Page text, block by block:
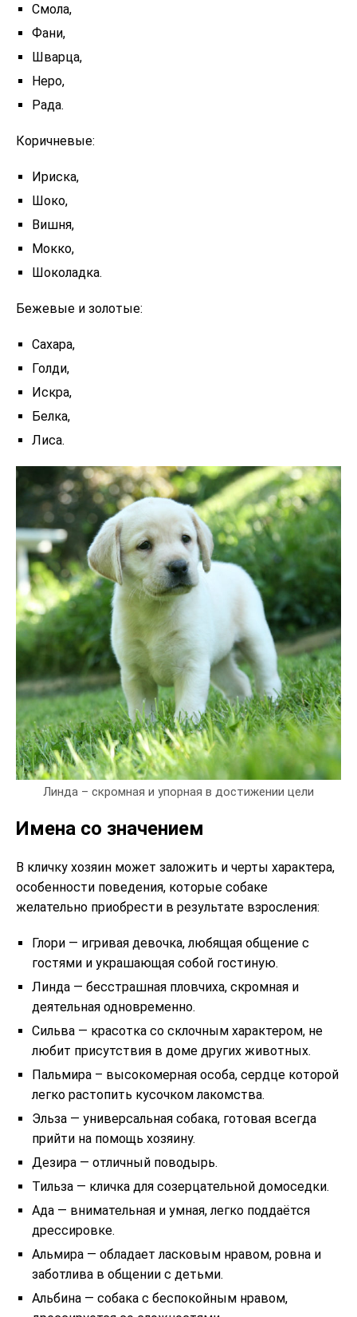
Смола,
Фани,
Шварца,
Неро,
Рада.
Коричневые:
Ириска,
Шоко,
Вишня,
Мокко,
Шоколадка.
Бежевые и золотые:
Сахара,
Голди,
Искра,
Белка,
Лиса.
Линда – скромная и упорная в достижении цели
Имена со значением
В кличку хозяин может заложить и черты характера,
особенности поведения, которые собаке
желательно приобрести в результате взросления:
Глори — игривая девочка, любящая общение с
гостями и украшающая собой гостиную.
Линда — бесстрашная пловчиха, скромная и
деятельная одновременно.
Сильва — красотка со склочным характером, не
любит присутствия в доме других животных.
Пальмира – высокомерная особа, сердце которой
легко растопить кусочком лакомства.
Эльза — универсальная собака, готовая всегда
прийти на помощь хозяину.
Дезира — отличный поводырь.
Тильза — кличка для созерцательной домоседки.
Ада — внимательная и умная, легко поддаётся
дрессировке.
Альмира — обладает ласковым нравом, ровна и
заботлива в общении с детьми.
Альбина — собака с беспокойным нравом,